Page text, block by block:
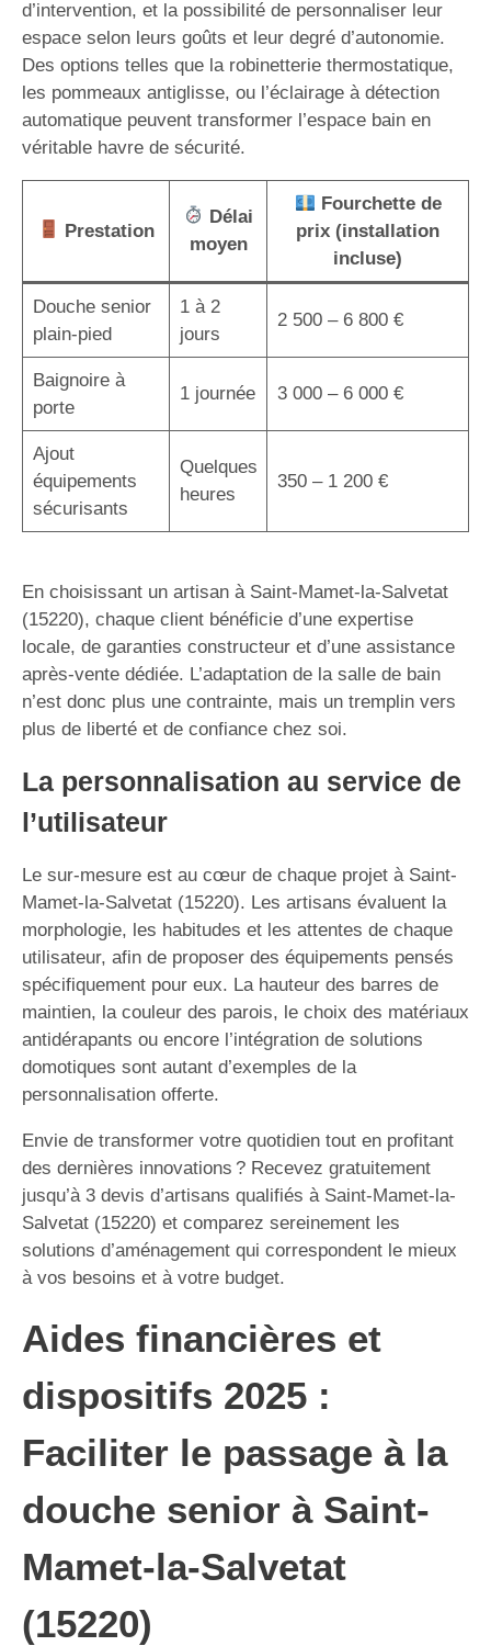
d’intervention, et la possibilité de personnaliser leur
espace selon leurs goûts et leur degré d’autonomie.
Des options telles que la robinetterie thermostatique,
les pommeaux antiglisse, ou l’éclairage à détection
automatique peuvent transformer l’espace bain en
véritable havre de sécurité.
Prestation
Délai
moyen
Fourchette de
prix (installation
incluse)
Douche senior
plain-pied
1 à 2
jours
2 500 – 6 800 €
Baignoire à
porte
1 journée 3 000 – 6 000 €
Ajout
équipements
sécurisants
Quelques
heures
350 – 1 200 €
En choisissant un artisan à Saint-Mamet-la-Salvetat
(15220), chaque client bénéficie d’une expertise
locale, de garanties constructeur et d’une assistance
après-vente dédiée. L’adaptation de la salle de bain
n’est donc plus une contrainte, mais un tremplin vers
plus de liberté et de confiance chez soi.
La personnalisation au service de
l’utilisateur
Le sur-mesure est au cœur de chaque projet à Saint-
Mamet-la-Salvetat (15220). Les artisans évaluent la
morphologie, les habitudes et les attentes de chaque
utilisateur, afin de proposer des équipements pensés
spécifiquement pour eux. La hauteur des barres de
maintien, la couleur des parois, le choix des matériaux
antidérapants ou encore l’intégration de solutions
domotiques sont autant d’exemples de la
personnalisation offerte.
Envie de transformer votre quotidien tout en profitant
des dernières innovations ? Recevez gratuitement
jusqu’à 3 devis d’artisans qualifiés à Saint-Mamet-la-
Salvetat (15220) et comparez sereinement les
solutions d’aménagement qui correspondent le mieux
à vos besoins et à votre budget.
Aides financières et
dispositifs 2025 :
Faciliter le passage à la
douche senior à Saint-
Mamet-la-Salvetat
(15220)